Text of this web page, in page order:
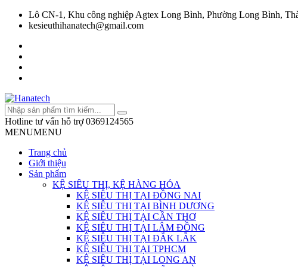
Lô CN-1, Khu công nghiệp Agtex Long Bình, Phường Long Bình,
kesieuthihanatech@gmail.com
Hotline tư vấn hỗ trợ 0369124565
MENUMENU
Trang chủ
Giới thiệu
Sản phẩm
KỆ SIÊU THỊ, KỆ HÀNG HÓA
KỆ SIÊU THỊ TẠI ĐỒNG NAI
KỆ SIÊU THỊ TẠI BÌNH DƯƠNG
KỆ SIÊU THỊ TẠI CẦN THƠ
KỆ SIÊU THỊ TẠI LÂM ĐỒNG
KỆ SIÊU THỊ TẠI ĐẮK LẮK
KỆ SIÊU THỊ TẠI TPHCM
KỆ SIÊU THỊ TẠI LONG AN